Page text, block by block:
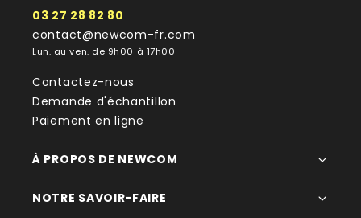
03 27 28 82 80
contact@newcom-fr.com
Lun. au ven. de 9h00 à 17h00
Contactez-nous
Demande d'échantillon
Paiement en ligne
À PROPOS DE NEWCOM
NOTRE SAVOIR-FAIRE